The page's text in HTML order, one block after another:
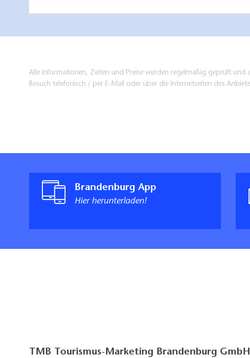
Alle Informationen, Zeiten und Preise werden regelmäßig geprüft und
Besuch telefonisch / per E-Mail oder über die Internetseiten des
Brandenburg App
Hier herunterladen!
TMB Tourismus-Marketing Brandenburg GmbH